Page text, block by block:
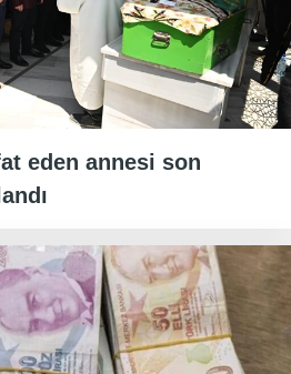
eden annesi son